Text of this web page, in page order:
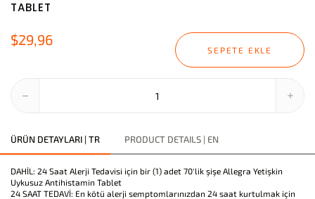
TABLET
$29,96
SEPETE EKLE
ÜRÜN DETAYLARI | TR PRODUCT DETAILS | EN
DAHİL: 24 Saat Alerji Tedavisi için bir (1) adet 70'lik şişe Allegra Yetişkin
Uykusuz Antihistamin Tablet
24 SAAT TEDAVİ: En kötü alerji semptomlarınızdan 24 saat kurtulmak için